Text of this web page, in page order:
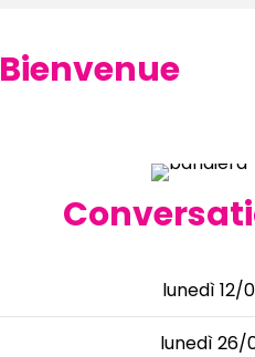
lunedì 12/
lunedì 26/